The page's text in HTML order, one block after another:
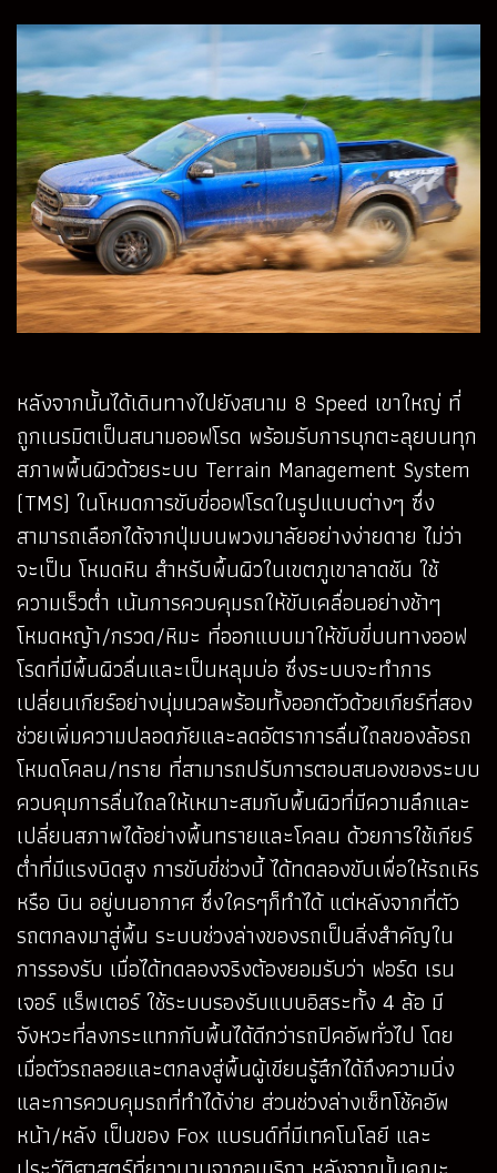
หลังจากนั้นได้เดินทางไปยังสนาม 8 Speed เขาใหญ่ ที่
ถูกเนรมิตเป็นสนามออฟโรด พร้อมรับการบุกตะลุยบนทุก
สภาพพื้นผิวด้วยระบบ Terrain Management System
(TMS) ในโหมดการขับขี่ออฟโรดในรูปแบบต่างๆ ซึ่ง
สามารถเลือกได้จากปุ่มบนพวงมาลัยอย่างง่ายดาย ไม่ว่า
จะเป็น โหมดหิน สำหรับพื้นผิวในเขตภูเขาลาดชัน ใช้
ความเร็วต่ำ เน้นการควบคุมรถให้ขับเคลื่อนอย่างช้าๆ
โหมดหญ้า/กรวด/หิมะ ที่ออกแบบมาให้ขับขี่บนทางออฟ
โรดที่มีพื้นผิวลื่นและเป็นหลุมบ่อ ซึ่งระบบจะทำการ
เปลี่ยนเกียร์อย่างนุ่มนวลพร้อมทั้งออกตัวด้วยเกียร์ที่สอง
ช่วยเพิ่มความปลอดภัยและลดอัตราการลื่นไถลของล้อรถ
โหมดโคลน/ทราย ที่สามารถปรับการตอบสนองของระบบ
ควบคุมการลื่นไถลให้เหมาะสมกับพื้นผิวที่มีความลึกและ
เปลี่ยนสภาพได้อย่างพื้นทรายและโคลน ด้วยการใช้เกียร์
ต่ำที่มีแรงบิดสูง การขับขี่ช่วงนี้ ได้ทดลองขับเพื่อให้รถเหิร
หรือ บิน อยู่บนอากาศ ซึ่งใครๆก็ทำได้ แต่หลังจากที่ตัว
รถตกลงมาสู่พื้น ระบบช่วงล่างของรถเป็นสิ่งสำคัญใน
การรองรับ เมื่อได้ทดลองจริงต้องยอมรับว่า ฟอร์ด เรน
เจอร์ แร็พเตอร์ ใช้ระบบรองรับแบบอิสระทั้ง 4 ล้อ มี
จังหวะที่ลงกระแทกกับพื้นได้ดีกว่ารถปิคอัพทั่วไป โดย
เมื่อตัวรถลอยและตกลงสู่พื้นผู้เขียนรู้สึกได้ถึงความนิ่ง
และการควบคุมรถที่ทำได้ง่าย ส่วนช่วงล่างเซ็ทโช้คอัพ
หน้า/หลัง เป็นของ Fox แบรนด์ที่มีเทคโนโลยี และ